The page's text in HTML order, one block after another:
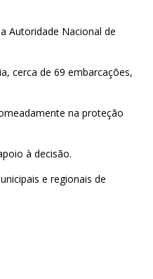
Autoridade Nacional de
cerca de 69 embarcações,
na proteção
à decisão.
e regionais de